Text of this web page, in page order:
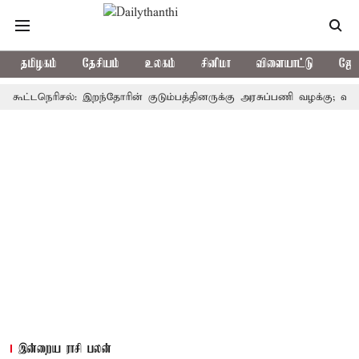
தமிழகம் தேசியம் உலகம் சினிமா விளையாட்டு
இறந்தோரின் குடும்பத்தினருக்கு அரசுப்பணி வழக்கு; வரும்
இன்றைய ராசி பலன்